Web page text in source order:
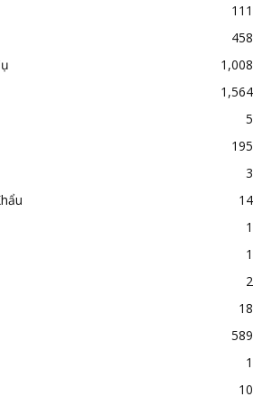
111
458
1,008
1,564
5
195
3
14
1
1
2
18
589
1
10